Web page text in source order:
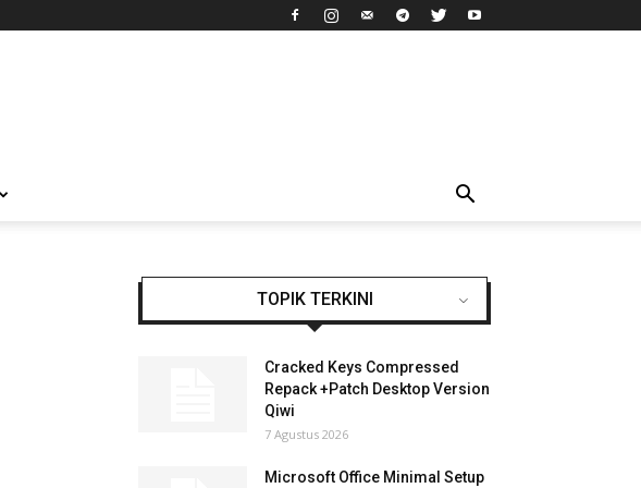
TOPIK TERKINI
Cracked Keys Compressed
Repack +Patch Desktop Version
Qiwi
7 Agustus 2026
Microsoft Office Minimal Setup